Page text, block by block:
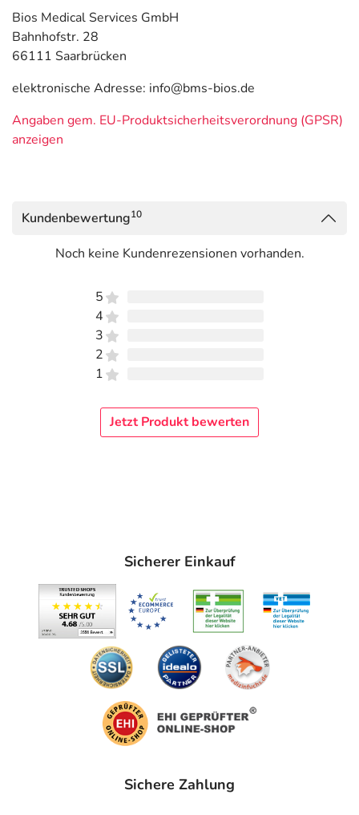
Bios Medical Services GmbH
Bahnhofstr. 28
66111 Saarbrücken
elektronische Adresse: info@bms-bios.de
Angaben gem. EU-Produktsicherheitsverordnung (GPSR)
anzeigen
Kundenbewertung10
Noch keine Kundenrezensionen vorhanden.
5
4
3
2
1
Jetzt Produkt bewerten
Sicherer Einkauf
Sichere Zahlung